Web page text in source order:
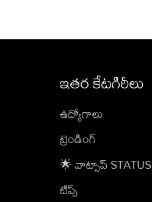
ఇతర కేటగిరీలు
ఉద్యోగాలు
ట్రెండింగ్
🌟 వాట్సాప్ STATUS
టిప్స్